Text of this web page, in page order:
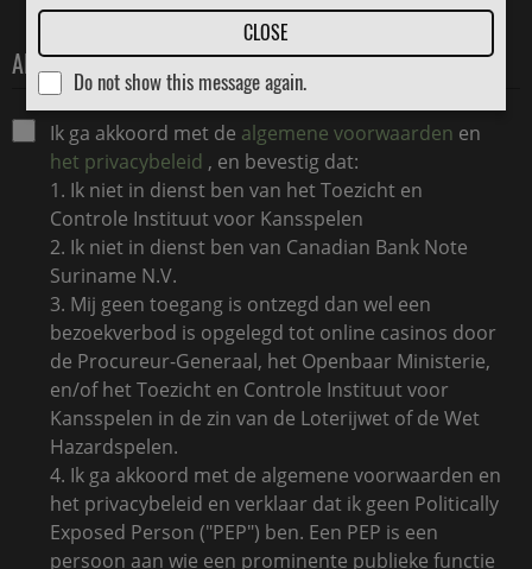
CLOSE
Do not show this message again.
ALGEMENE VOORWAARDEN
Ik ga akkoord met de algemene voorwaarden en
het privacybeleid , en bevestig dat:
1. Ik niet in dienst ben van het Toezicht en
Controle Instituut voor Kansspelen
2. Ik niet in dienst ben van Canadian Bank Note
Suriname N.V.
3. Mij geen toegang is ontzegd dan wel een
bezoekverbod is opgelegd tot online casinos door
de Procureur-Generaal, het Openbaar Ministerie,
en/of het Toezicht en Controle Instituut voor
Kansspelen in de zin van de Loterijwet of de Wet
Hazardspelen.
4. Ik ga akkoord met de algemene voorwaarden en
het privacybeleid en verklaar dat ik geen Politically
Exposed Person ("PEP") ben. Een PEP is een
persoon aan wie een prominente publieke functie